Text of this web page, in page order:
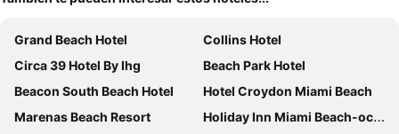
Grand Beach Hotel
Collins Hotel
Circa 39 Hotel By Ihg
Beach Park Hotel
Beacon South Beach Hotel
Hotel Croydon Miami Beach
Marenas Beach Resort
Holiday Inn Miami Beach-oceanfront By Ihg